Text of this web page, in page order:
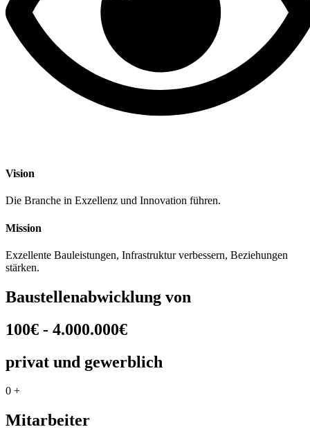
Vision
Die Branche in Exzellenz und Innovation führen.
Mission
Exzellente Bauleistungen, Infrastruktur verbessern, Beziehungen
stärken.
Baustellenabwicklung von
100€ - 4.000.000€
privat und gewerblich
0 +
Mitarbeiter